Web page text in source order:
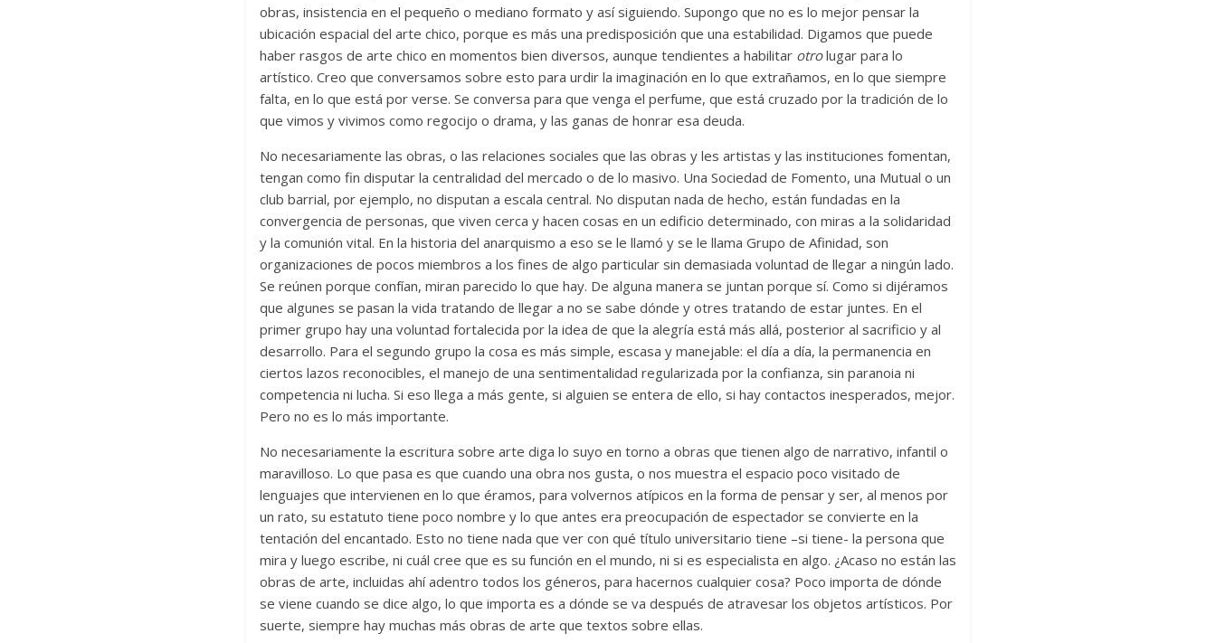
obras, insistencia en el pequeño o mediano formato y así siguiendo. Supongo que no es lo mejor pensar la
ubicación espacial del arte chico, porque es más una predisposición que una estabilidad. Digamos que puede
haber rasgos de arte chico en momentos bien diversos, aunque tendientes a habilitar otrolugar para lo
artístico. Creo que conversamos sobre esto para urdir la imaginación en lo que extrañamos, en lo que siempre
falta, en lo que está por verse. Se conversa para que venga el perfume, que está cruzado por la tradición de lo
que vimos y vivimos como regocijo o drama, y las ganas de honrar esa deuda.
No necesariamente las obras, o las relaciones sociales que las obras y les artistas y las instituciones fomentan,
tengan como fin disputar la centralidad del mercado o de lo masivo. Una Sociedad de Fomento, una Mutual o un
club barrial, por ejemplo, no disputan a escala central. No disputan nada de hecho, están fundadas en la
convergencia de personas, que viven cerca y hacen cosas en un edificio determinado, con miras a la solidaridad
y la comunión vital. En la historia del anarquismo a eso se le llamó y se le llama Grupo de Afinidad, son
organizaciones de pocos miembros a los fines de algo particular sin demasiada voluntad de llegar a ningún lado.
Se reúnen porque confían, miran parecido lo que hay. De alguna manera se juntan porque sí. Como si dijéramos
que algunes se pasan la vida tratando de llegar a no se sabe dónde y otres tratando de estar juntes. En el
primer grupo hay una voluntad fortalecida por la idea de que la alegría está más allá, posterior al sacrificio y al
desarrollo. Para el segundo grupo la cosa es más simple, escasa y manejable: el día a día, la permanencia en
ciertos lazos reconocibles, el manejo de una sentimentalidad regularizada por la confianza, sin paranoia ni
competencia ni lucha. Si eso llega a más gente, si alguien se entera de ello, si hay contactos inesperados, mejor.
Pero no es lo más importante.
No necesariamente la escritura sobre arte diga lo suyo en torno a obras que tienen algo de narrativo, infantil o
maravilloso. Lo que pasa es que cuando una obra nos gusta, o nos muestra el espacio poco visitado de
lenguajes que intervienen en lo que éramos, para volvernos atípicos en la forma de pensar y ser, al menos por
un rato, su estatuto tiene poco nombre y lo que antes era preocupación de espectador se convierte en la
tentación del encantado. Esto no tiene nada que ver con qué título universitario tiene –si tiene- la persona que
mira y luego escribe, ni cuál cree que es su función en el mundo, ni si es especialista en algo. ¿Acaso no están las
obras de arte, incluidas ahí adentro todos los géneros, para hacernos cualquier cosa? Poco importa de dónde
se viene cuando se dice algo, lo que importa es a dónde se va después de atravesar los objetos artísticos. Por
suerte, siempre hay muchas más obras de arte que textos sobre ellas.